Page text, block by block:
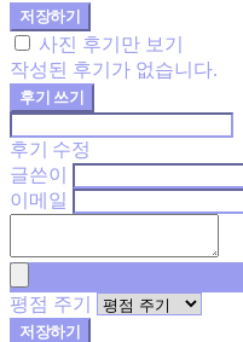
저장하기
사진 후기만 보기
작성된 후기가 없습니다.
후기 쓰기
후기 수정
글쓴이
이메일
평점 주기
저장하기